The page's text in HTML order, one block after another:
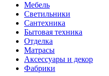
Мебель
Светильники
Сантехника
Бытовая техника
Отделка
Матрасы
Аксессуары и декор
Фабрики